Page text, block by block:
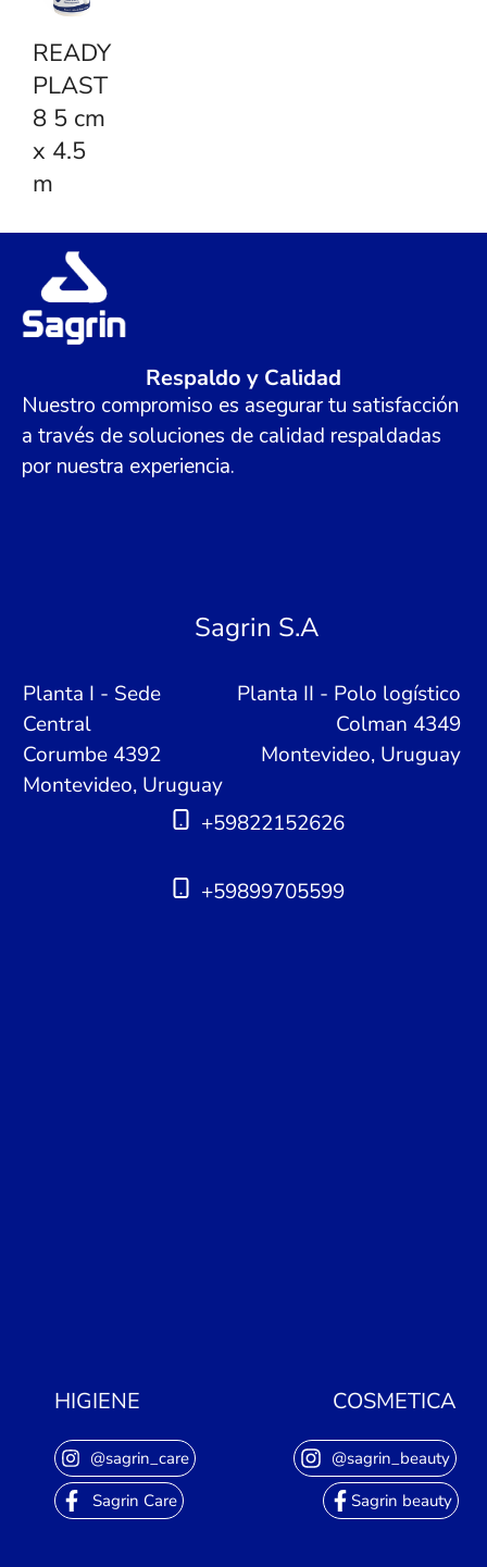
READY
PLAST
8 5 cm
x 4.5
m
Respaldo y Calidad
Nuestro compromiso es asegurar tu satisfacción
a través de soluciones de calidad respaldadas
por nuestra experiencia.
Sagrin S.A
Planta I - Sede
Central
Corumbe 4392
Montevideo, Uruguay
Planta II - Polo logístico
Colman 4349
Montevideo, Uruguay
+59822152626
+59899705599
COSMETICA
@sagrin_beauty
Sagrin beauty
HIGIENE
@sagrin_care
Sagrin Care